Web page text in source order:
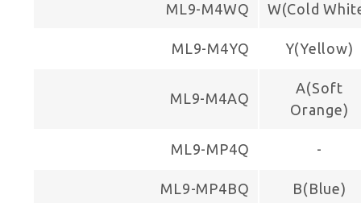
ML9-M4WQ W(Cold
ML9-M4YQ Y(Yellow)
ML9-M4AQ
A(Soft
Orange)
ML9-MP4Q -
ML9-MP4BQ B(Blue)